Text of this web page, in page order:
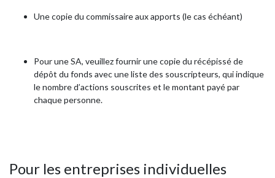
Une copie du commissaire aux apports (le cas échéant)
Pour une SA, veuillez fournir une copie du récépissé de
dépôt du fonds avec une liste des souscripteurs, qui indique
le nombre d’actions souscrites et le montant payé par
chaque personne.
Pour les entreprises individuelles